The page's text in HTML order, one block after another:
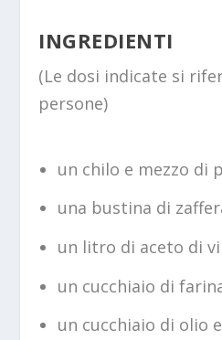
INGREDIENTI
(Le dosi indicate si
persone)
un chilo e mezzo di
una bustina di
un litro di aceto di
un cucchiaio di
un cucchiaio di olio